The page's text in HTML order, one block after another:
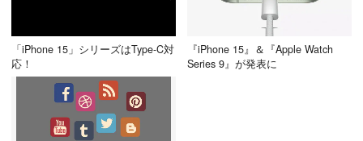
「iPhone 15」シリーズはType-C対
応！
『iPhone 15』＆『Apple Watch
Series 9』が発表に